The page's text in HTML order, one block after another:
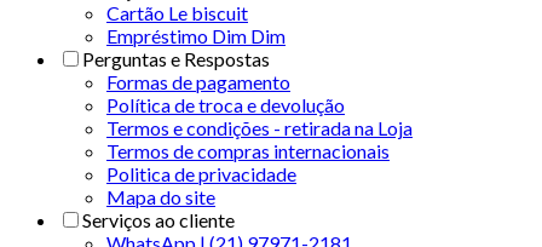
Cartão Le biscuit
Empréstimo Dim Dim
Perguntas e Respostas
Formas de pagamento
Política de troca e devolução
Termos e condições - retirada na Loja
Termos de compras internacionais
Politica de privacidade
Mapa do site
Serviços ao cliente